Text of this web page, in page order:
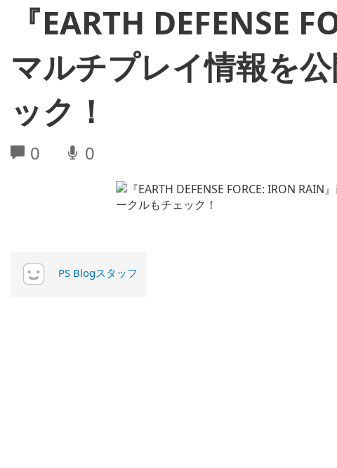
『EARTH DEFENSE
マルチプレイ情報を
ック！
0 0
PS Blogスタッフ